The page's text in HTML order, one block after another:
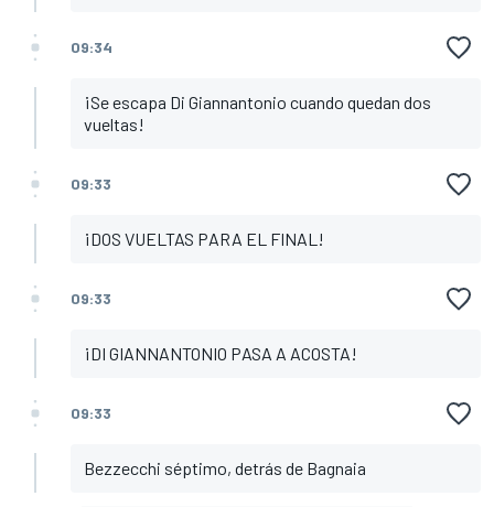
09:34
¡Se escapa Di Giannantonio cuando quedan dos
vueltas!
09:33
¡DOS VUELTAS PARA EL FINAL!
09:33
¡DI GIANNANTONIO PASA A ACOSTA!
09:33
Bezzecchi séptimo, detrás de Bagnaia